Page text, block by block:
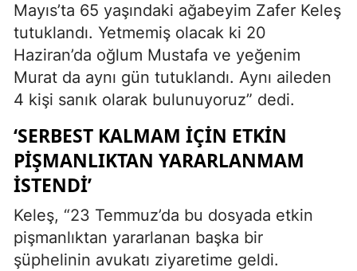
Mayıs’ta 65 yaşındaki ağabeyim Zafer Keleş
tutuklandı. Yetmemiş olacak ki 20
Haziran’da oğlum Mustafa ve yeğenim
Murat da aynı gün tutuklandı. Aynı aileden
4 kişi sanık olarak bulunuyoruz” dedi.
‘SERBEST KALMAM İÇİN ETKİN
PİŞMANLIKTAN YARARLANMAM
İSTENDİ’
Keleş, “23 Temmuz’da bu dosyada etkin
pişmanlıktan yararlanan başka bir
şüphelinin avukatı ziyaretime geldi.